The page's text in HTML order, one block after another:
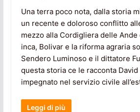
Una terra poco nota, dalla storia
un recente e doloroso conflitto
mezzo alla Cordigliera delle
inca, Bolivar e la riforma agraria
Sendero Luminoso e il dittatore
questa storia ce le racconta David
impegnato nel servizio civile
Leggi di più